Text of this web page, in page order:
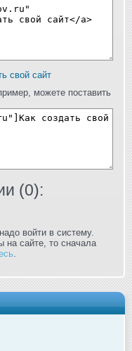
свой сайт
можете поставить
(0):
войти в систему.
на сайте, то сначала
.